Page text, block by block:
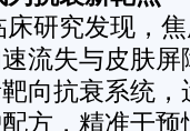
研究发现，
流失与皮肤
向抗衰系统
方，精准干